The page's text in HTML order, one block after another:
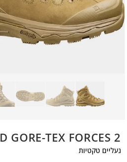
GORE-TEX FORCES 2
נעליים טקטיות